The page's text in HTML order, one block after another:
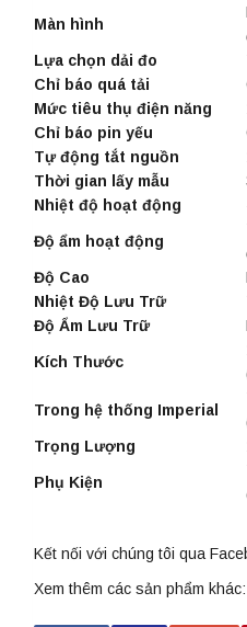
Màn hình
Lựa chọn dải đo
Chỉ báo quá tải
Mức tiêu thụ điện năng
Chỉ báo pin yếu
Tự động tắt nguồn
Thời gian lấy mẫu
Nhiệt độ hoạt động
Độ ẩm hoạt động
Độ Cao
Nhiệt Độ Lưu Trữ
Độ Ẩm Lưu Trữ
Kích Thước
Trong hệ thống Imperial
Trọng Lượng
Phụ Kiện
Kết nối với chúng tôi qua
Xem thêm các sản phẩm khác: